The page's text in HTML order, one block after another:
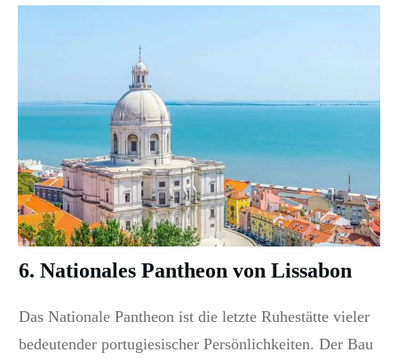
6. Nationales Pantheon von Lissabon
Das Nationale Pantheon ist die letzte Ruhestätte vieler
bedeutender portugiesischer Persönlichkeiten. Der Bau